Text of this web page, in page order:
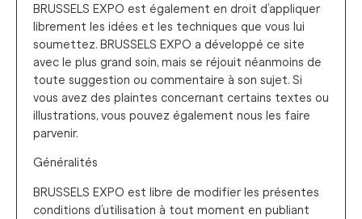
BRUSSELS EXPO est également en droit d’appliquer
librement les idées et les techniques que vous lui
soumettez. BRUSSELS EXPO a développé ce site
avec le plus grand soin, mais se réjouit néanmoins de
toute suggestion ou commentaire à son sujet. Si
vous avez des plaintes concernant certains textes ou
illustrations, vous pouvez également nous les faire
parvenir.
Généralités
BRUSSELS EXPO est libre de modifier les présentes
conditions d’utilisation à tout moment en publiant